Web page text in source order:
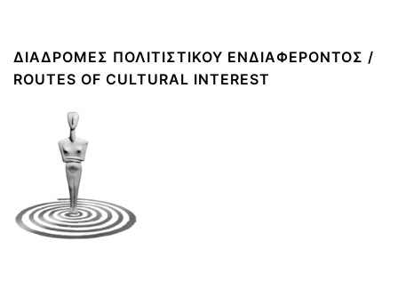
ΔΙΑΔΡΟΜΈΣ ΠΟΛΙΤΙΣΤΙΚΟΎ ΕΝΔΙΑΦΈΡΟΝΤΟΣ /
ROUTES OF CULTURAL INTEREST